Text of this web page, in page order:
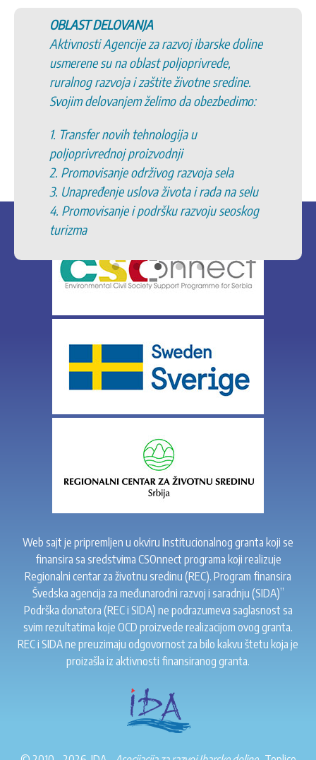
OBLAST DELOVANJA
Aktivnosti Agencije za razvoj ibarske doline
usmerene su na oblast poljoprivrede,
ruralnog razvoja i zaštite životne sredine.
Svojim delovanjem želimo da obezbedimo:
1. Transfer novih tehnologija u
poljoprivrednoj proizvodnji
2. Promovisanje održivog razvoja sela
3. Unapređenje uslova života i rada na selu
4. Promovisanje i podršku razvoju seoskog
turizma
Web sajt je pripremljen u okviru Institucionalnog granta koji se
finansira sa sredstvima CSOnnect programa koji realizuje
Regionalni centar za životnu sredinu (REC). Program finansira
Švedska agencija za međunarodni razvoj i saradnju (SIDA)”
Podrška donatora (REC i SIDA) ne podrazumeva saglasnost sa
svim rezultatima koje OCD proizvede realizacijom ovog granta.
REC i SIDA ne preuzimaju odgovornost za bilo kakvu štetu koja je
proizašla iz aktivnosti finansiranog granta.